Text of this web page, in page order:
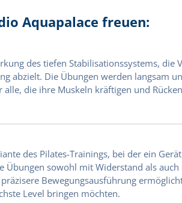
Aquapalace freuen:
des tiefen Stabilisationssystems, die
abzielt. Die Übungen werden langsam
die ihre Muskeln kräftigen und
des Pilates-Trainings, bei der ein
Übungen sowohl mit Widerstand als
Bewegungsausführung
Level bringen möchten.